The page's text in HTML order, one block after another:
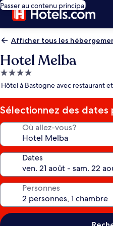
Passer au contenu principal
Afficher tous les
Hotel Melba
Hébergement
4.0 étoiles
Hôtel à Bastogne avec restaurant
Sélectionnez des dates
Où allez-vous?
Dates
Personnes